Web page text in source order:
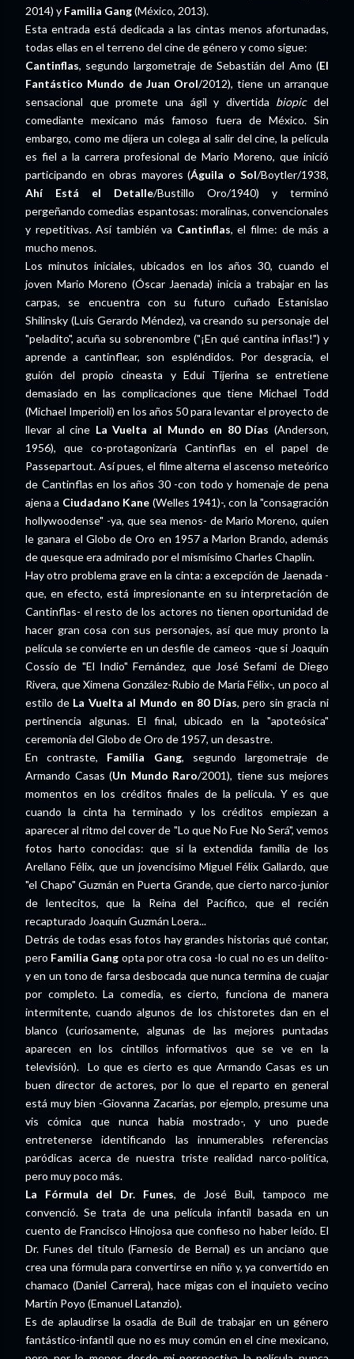
2014) y Familia Gang(México, 2013).
Esta entrada está dedicada a las cintas menos afortunadas,
todas ellas en el terreno del cine de género y como sigue:
Cantinflas, segundo largometraje de Sebastián del Amo (El
Fantástico Mundo de Juan Orol/2012), tiene un arranque
sensacional que promete una ágil y divertida biopicdel
comediante mexicano más famoso fuera de México. Sin
embargo, como me dijera un colega al salir del cine, la película
es fiel a la carrera profesional de Mario Moreno, que inició
participando en obras mayores (Águila o Sol/Boytler/1938,
Ahí Está el Detalle/Bustillo Oro/1940) y terminó
pergeñando comedias espantosas: moralinas, convencionales
y repetitivas. Así también va Cantinflas, el filme: de más a
mucho menos.
Los minutos iniciales, ubicados en los años 30, cuando el
joven Mario Moreno (Óscar Jaenada) inicia a trabajar en las
carpas, se encuentra con su futuro cuñado Estanislao
Shilinsky (Luis Gerardo Méndez), va creando su personaje del
"peladito", acuña su sobrenombre ("¡En qué cantina inflas!") y
aprende a cantinflear, son espléndidos. Por desgracia, el
guión del propio cineasta y Edui Tijerina se entretiene
demasiado en las complicaciones que tiene Michael Todd
(Michael Imperioli) en los años 50 para levantar el proyecto de
llevar al cine La Vuelta al Mundo en 80 Días (Anderson,
1956), que co-protagonizaría Cantinflas en el papel de
Passepartout. Así pues, el filme alterna el ascenso meteórico
de Cantinflas en los años 30 -con todo y homenaje de pena
ajena a Ciudadano Kane (Welles 1941)-, con la "consagración
hollywoodense" -ya, que sea menos- de Mario Moreno, quien
le ganara el Globo de Oro en 1957 a Marlon Brando, además
de quesque era admirado por el mismísimo Charles Chaplin.
Hay otro problema grave en la cinta: a excepción de Jaenada -
que, en efecto, está impresionante en su interpretación de
Cantinflas- el resto de los actores no tienen oportunidad de
hacer gran cosa con sus personajes, así que muy pronto la
película se convierte en un desfile de cameos -que si Joaquín
Cossío de "El Indio" Fernández, que José Sefami de Diego
Rivera, que Ximena González-Rubio de María Félix-, un poco al
estilo de La Vuelta al Mundo en 80 Días, pero sin gracia ni
pertinencia algunas. El final, ubicado en la "apoteósica"
ceremonia del Globo de Oro de 1957, un desastre.
En contraste, Familia Gang, segundo largometraje de
Armando Casas (Un Mundo Raro/2001), tiene sus mejores
momentos en los créditos finales de la película. Y es que
cuando la cinta ha terminado y los créditos empiezan a
aparecer al ritmo del cover de "Lo que No Fue No Será", vemos
fotos harto conocidas: que si la extendida familia de los
Arellano Félix, que un jovencísimo Miguel Félix Gallardo, que
"el Chapo" Guzmán en Puerta Grande, que cierto narco-junior
de lentecitos, que la Reina del Pacífico, que el recién
recapturado Joaquín Guzmán Loera...
Detrás de todas esas fotos hay grandes historias qué contar,
pero Familia Gang opta por otra cosa -lo cual no es un delito-
y en un tono de farsa desbocada que nunca termina de cuajar
por completo. La comedia, es cierto, funciona de manera
intermitente, cuando algunos de los chistoretes dan en el
blanco (curiosamente, algunas de las mejores puntadas
aparecen en los cintillos informativos que se ve en la
televisión). Lo que es cierto es que Armando Casas es un
buen director de actores, por lo que el reparto en general
está muy bien -Giovanna Zacarías, por ejemplo, presume una
vis cómica que nunca había mostrado-, y uno puede
entretenerse identificando las innumerables referencias
paródicas acerca de nuestra triste realidad narco-política,
pero muy poco más.
La Fórmula del Dr. Funes, de José Buil, tampoco me
convenció. Se trata de una película infantil basada en un
cuento de Francisco Hinojosa que confieso no haber leído. El
Dr. Funes del título (Farnesio de Bernal) es un anciano que
crea una fórmula para convertirse en niño y, ya convertido en
chamaco (Daniel Carrera), hace migas con el inquieto vecino
Martín Poyo (Emanuel Latanzio).
Es de aplaudirse la osadía de Buil de trabajar en un género
fantástico-infantil que no es muy común en el cine mexicano,